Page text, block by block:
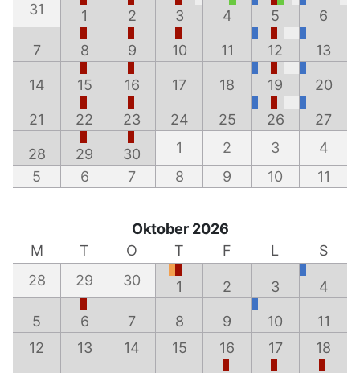
31
1 2 3 4 5 6
7 8 9 10 11 12 13
14 15 16 17 18 19 20
21 22 23 24 25 26 27
28 29 30 1 2 3
4
5
6 7 8 9 10 11
Oktober 2026
M
T O T F L
S
28
29 30 1 2 3 4
5 6 7 8 9 10
11
12
13 14 15 16 17 18